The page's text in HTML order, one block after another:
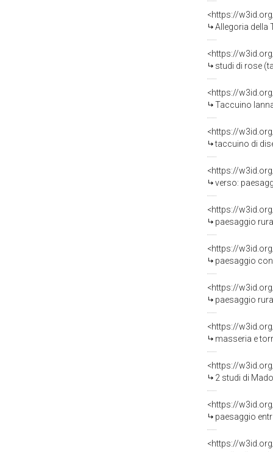
<https://
Allegoria della
<https://
studi di rose
<https://
Taccuino
<https://
taccuino di
<https://
verso: paesaggio
<https://
paesaggio rurale
<https://
paesaggio con
<https://
paesaggio rurale
<https://
masseria e
<https://
2 studi di Madonna
<https://
paesaggio entro
<https://